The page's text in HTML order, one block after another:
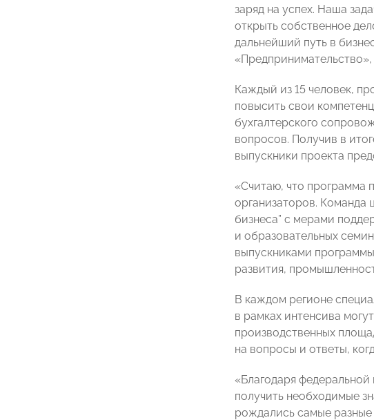
заряд на успех. Наша
открыть собственное
дальнейший путь в
Каждый из 15 человек,
повысить свои
бухгалтерского
вопросов. Получив в
выпускники проекта
«Считаю, что программа
организаторов. Команда
бизнеса” с мерами
и образовательных
выпускниками
развития,
В каждом регионе
в рамках интенсива
производственных
на вопросы и ответы,
«Благодаря
получить необходимые
рождались самые